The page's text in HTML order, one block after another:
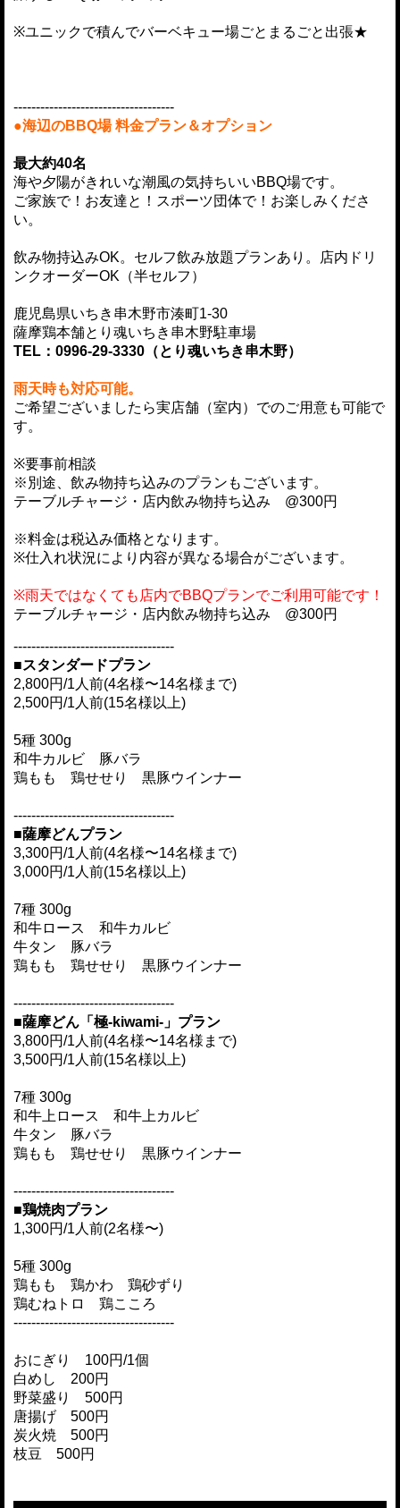
※ユニックで積んでバーベキュー場ごとまるごと出張★
------------------------------------
●海辺のBBQ場 料金プラン＆オプション
最大約40名
海や夕陽がきれいな潮風の気持ちいいBBQ場です。
ご家族で！お友達と！スポーツ団体で！お楽しみくださ
い。
飲み物持込みOK。セルフ飲み放題プランあり。店内ドリ
ンクオーダーOK（半セルフ）
鹿児島県いちき串木野市湊町1-30
薩摩鶏本舗とり魂いちき串木野駐車場
TEL：0996-29-3330（とり魂いちき串木野）
雨天時も対応可能。
ご希望ございましたら実店舗（室内）でのご用意も可能で
す。
※要事前相談
※別途、飲み物持ち込みのプランもございます。
テーブルチャージ・店内飲み物持ち込み @300円
※料金は税込み価格となります。
※仕入れ状況により内容が異なる場合がございます。
※雨天ではなくても店内でBBQプランでご利用可能です！
テーブルチャージ・店内飲み物持ち込み @300円
------------------------------------
■スタンダードプラン
2,800円/1人前(4名様〜14名様まで)
2,500円/1人前(15名様以上)
5種 300g
和牛カルビ 豚バラ
鶏もも 鶏せせり 黒豚ウインナー
------------------------------------
■薩摩どんプラン
3,300円/1人前(4名様〜14名様まで)
3,000円/1人前(15名様以上)
7種 300g
和牛ロース 和牛カルビ
牛タン 豚バラ
鶏もも 鶏せせり 黒豚ウインナー
------------------------------------
■薩摩どん「極-kiwami-」プラン
3,800円/1人前(4名様〜14名様まで)
3,500円/1人前(15名様以上)
7種 300g
和牛上ロース 和牛上カルビ
牛タン 豚バラ
鶏もも 鶏せせり 黒豚ウインナー
------------------------------------
■鶏焼肉プラン
1,300円/1人前(2名様〜)
5種 300g
鶏もも 鶏かわ 鶏砂ずり
鶏むねトロ 鶏こころ
------------------------------------
おにぎり 100円/1個
白めし 200円
野菜盛り 500円
唐揚げ 500円
炭火焼 500円
枝豆 500円